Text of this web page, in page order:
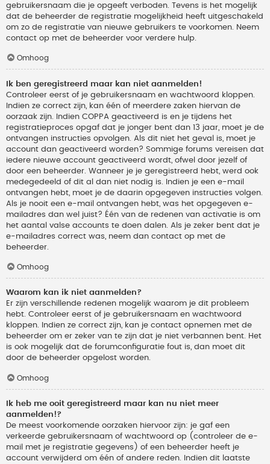
gebruikersnaam die je opgeeft verboden. Tevens is het mogelijk
dat de beheerder de registratie mogelijkheid heeft uitgeschakeld
om zo de registratie van nieuwe gebruikers te voorkomen. Neem
contact op met de beheerder voor verdere hulp.
Omhoog
Ik ben geregistreerd maar kan niet aanmelden!
Controleer eerst of je gebruikersnaam en wachtwoord kloppen.
Indien ze correct zijn, kan één of meerdere zaken hiervan de
oorzaak zijn. Indien COPPA geactiveerd is en je tijdens het
registratieproces opgaf dat je jonger bent dan 13 jaar, moet je de
ontvangen instructies opvolgen. Als dit niet het geval is, moet je
account dan geactiveerd worden? Sommige forums vereisen dat
iedere nieuwe account geactiveerd wordt, ofwel door jezelf of
door een beheerder. Wanneer je je geregistreerd hebt, werd ook
medegedeeld of dit al dan niet nodig is. Indien je een e-mail
ontvangen hebt, moet je de daarin opgegeven instructies volgen.
Als je nooit een e-mail ontvangen hebt, was het opgegeven e-
mailadres dan wel juist? Één van de redenen van activatie is om
het aantal valse accounts te doen dalen. Als je zeker bent dat je
e-mailadres correct was, neem dan contact op met de
beheerder.
Omhoog
Waarom kan ik niet aanmelden?
Er zijn verschillende redenen mogelijk waarom je dit probleem
hebt. Controleer eerst of je gebruikersnaam en wachtwoord
kloppen. Indien ze correct zijn, kan je contact opnemen met de
beheerder om er zeker van te zijn dat je niet verbannen bent. Het
is ook mogelijk dat de forumconfiguratie fout is, dan moet dit
door de beheerder opgelost worden.
Omhoog
Ik heb me ooit geregistreerd maar kan nu niet meer
aanmelden!?
De meest voorkomende oorzaken hiervoor zijn: je gaf een
verkeerde gebruikersnaam of wachtwoord op (controleer de e-
mail met je registratie gegevens) of een beheerder heeft je
account verwijderd om één of andere reden. Indien dit laatste